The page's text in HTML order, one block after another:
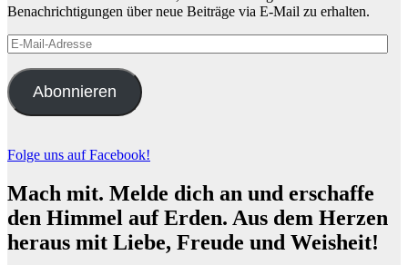
Benachrichtigungen über neue Beiträge via E-Mail zu erhalten.
E-
Mail-
Adresse
Abonnieren
Folge uns auf Facebook!
Mach mit. Melde dich an und erschaffe
den Himmel auf Erden. Aus dem Herzen
heraus mit Liebe, Freude und Weisheit!